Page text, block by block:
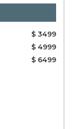
$ 3499
$ 4999
$ 6499